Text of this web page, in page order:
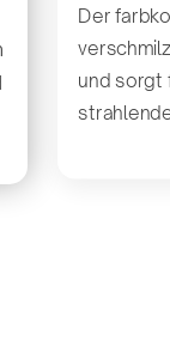
Der
und sorgt